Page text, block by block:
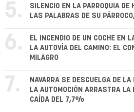
5.
SILENCIO EN LA PARROQUIA DE
LAS PALABRAS DE SU
6.
EL INCENDIO DE UN COCHE EN
LA AUTOVÍA DEL CAMINO: EL
MILAGRO
7.
NAVARRA SE DESCUELGA DE
LA AUTOMOCIÓN ARRASTRA LA
CAÍDA DEL 7,7%